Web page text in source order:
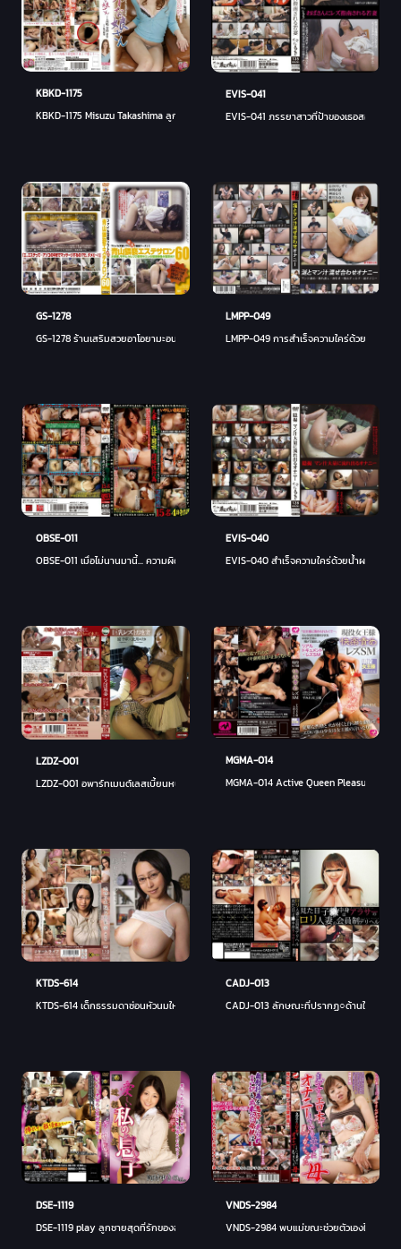
KBKD-1175
KBKD-1175 Misuzu Takashima ลูกสาวสุดสวยของบอส - มิซูสึ ทาคาชิมะ
EVIS-041
EVIS-041 ภรรยาสาวที่ป้าของเธอสอนเลสเ
GS-1278
GS-1278 ร้านเสริมสวยอาโอยามะอนาจาร 60
LMPP-049
LMPP-049 การสำเร็จความใคร่ด้วยตนเอ
OBSE-011
OBSE-011 เมื่อไม่นานมานี้... ความผิดหวังของหญิงสาวสวยวัยผู้ใหญ่ Gachinko เพศ 15 คน 4
EVIS-040
EVIS-040 สำเร็จความใคร่ด้วยน้ำผลไม้จำ
LZDZ-001
LZDZ-001 อพาร์ทเมนต์เลสเบี้ยนหน้าอกใหญ่ภรรยา Chigusa Hara Erika Kitagawa - เอริ
MGMA-014
MGMA-014 Active Queen Pleasure การ
KTDS-614
KTDS-614 เด็กธรรมดาซ่อนหัวนมใหญ่ 32 Yuna - ยูนะ โฮชิซากิ
CADJ-013
CADJ-013 ลักษณะที่ปรากฏ○ด้านในเป็น
DSE-1119
DSE-1119 play ลูกชายสุดที่รักของฉัน Yukino Kawamura - ยูกิโนะ คาวามูระ
VNDS-2984
VNDS-2984 พบแม่ขณะช่วยตัวเองในหนัง